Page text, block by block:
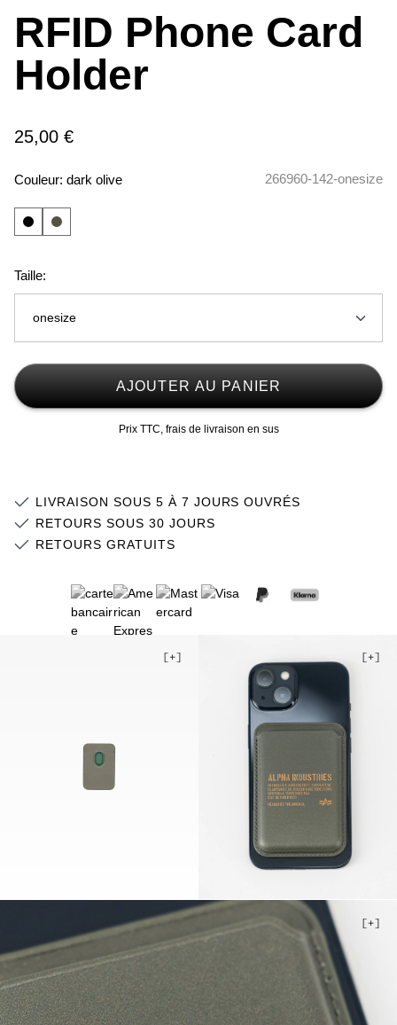
RFID Phone Card
Holder
25,00 €
Couleur: dark olive 266960-142-onesize
Taille:
onesize
AJOUTER AU PANIER
Prix TTC, frais de livraison en sus
LIVRAISON SOUS 5 À 7 JOURS OUVRÉS
RETOURS SOUS 30 JOURS
RETOURS GRATUITS